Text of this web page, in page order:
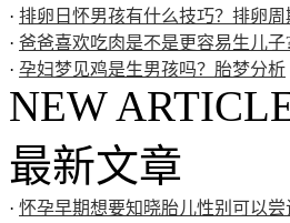
· 排卵日怀男孩有什么技巧？排卵周
· 爸爸喜欢吃肉是不是更容易生儿子
· 孕妇梦见鸡是生男孩吗？胎梦分析
NEW
最新文章
· 怀孕早期想要知晓胎儿性别可以尝